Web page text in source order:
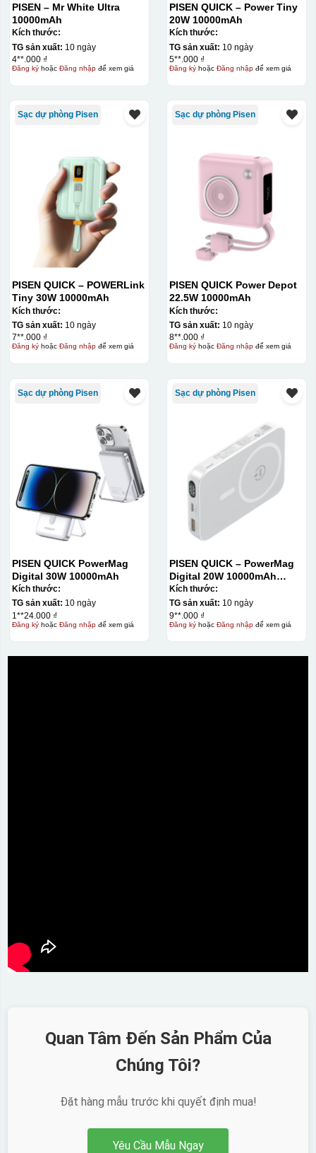
PISEN – Mr White Ultra
10000mAh
Kích thước:
TG sản xuất: 10 ngày
4**.000 ₫
Đăng kýhoặc Đăng nhậpđể xem giá
PISEN QUICK – Power Tiny
20W 10000mAh
Kích thước:
TG sản xuất: 10 ngày
5**.000 ₫
Đăng kýhoặc Đăng nhậpđể xem giá
Sạc dự phòng Pisen
PISEN QUICK – POWERLink
Tiny 30W 10000mAh
Kích thước:
TG sản xuất: 10 ngày
7**.000 ₫
Đăng kýhoặc Đăng nhậpđể xem giá
Sạc dự phòng Pisen
PISEN QUICK Power Depot
22.5W 10000mAh
Kích thước:
TG sản xuất: 10 ngày
8**.000 ₫
Đăng kýhoặc Đăng nhậpđể xem giá
Sạc dự phòng Pisen
PISEN QUICK PowerMag
Digital 30W 10000mAh
Kích thước:
TG sản xuất: 10 ngày
1**24.000 ₫
Đăng kýhoặc Đăng nhậpđể xem giá
Sạc dự phòng Pisen
PISEN QUICK – PowerMag
Digital 20W 10000mAh
Power bank. White: 200pcs;
Blue: 200pcs
Kích thước:
TG sản xuất: 10 ngày
9**.000 ₫
Đăng kýhoặc Đăng nhậpđể xem giá
Quan Tâm Đến Sản Phẩm Của
Chúng Tôi?
Đặt hàng mẫu trước khi quyết định mua!
Yêu Cầu Mẫu Ngay